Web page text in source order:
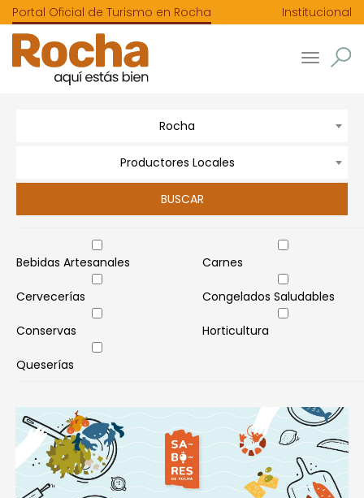
Portal Oficial de Turismo en Rocha Institucional
Toggle
Rocha
Productores Locales
Bebidas Artesanales Carnes
Cervecerías Congelados Saludables
Conservas Horticultura
Queserías